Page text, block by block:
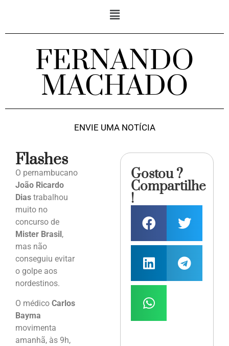
FERNANDO
MACHADO
ENVIE UMA NOTÍCIA
Flashes
O pernambucano
João Ricardo
Dias trabalhou
muito no
concurso de
Mister Brasil ,
mas não
conseguiu evitar
o golpe aos
nordestinos.
O médico Carlos
Bayma
movimenta
amanhã, às 9h,
Gostou ?
Compartilhe
!